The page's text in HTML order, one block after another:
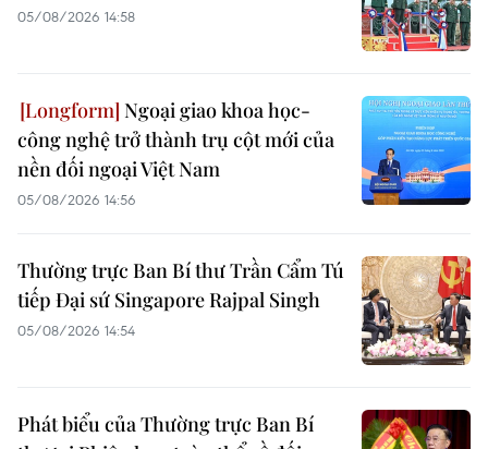
05/08/2026 14:58
Ngoại giao khoa học-
công nghệ trở thành trụ cột mới của
nền đối ngoại Việt Nam
05/08/2026 14:56
Thường trực Ban Bí thư Trần Cẩm Tú
tiếp Đại sứ Singapore Rajpal Singh
05/08/2026 14:54
Phát biểu của Thường trực Ban Bí